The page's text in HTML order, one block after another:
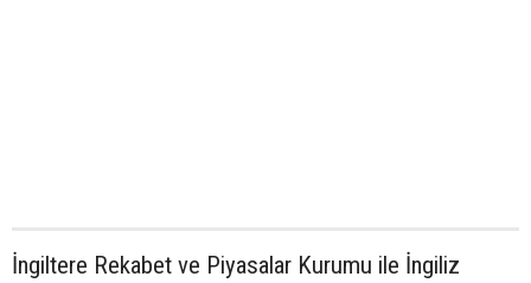
İngiltere Rekabet ve Piyasalar Kurumu ile İngiliz